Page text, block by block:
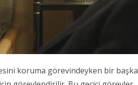
koruma görevindeyken bir başka